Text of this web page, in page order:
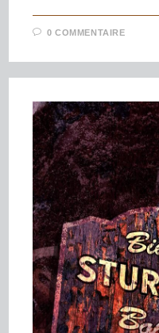
0 COMMENTAIRE